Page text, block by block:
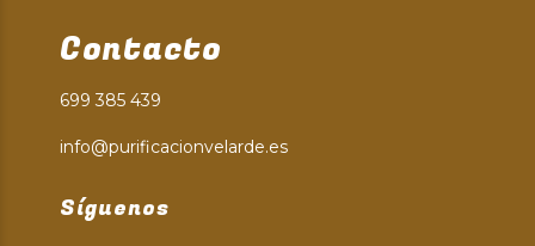
Contacto
699 385 439
info@purificacionvelarde.es
Síguenos